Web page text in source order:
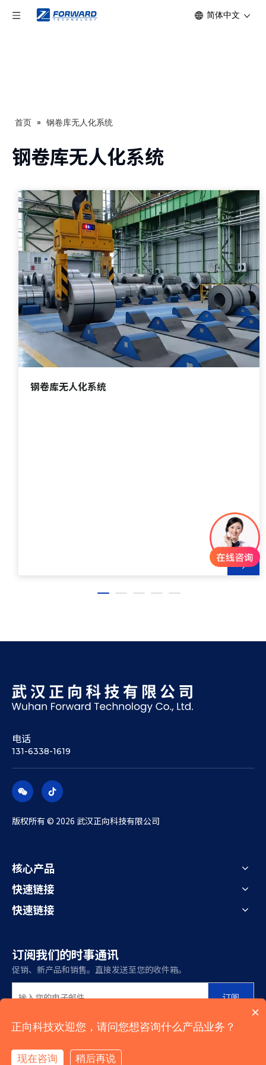
简体中文
首页 » 钢卷库无人化系统
钢卷库无人化系统
钢卷库无人化系统
电话
131-6338-1619
131-6338-1619
027-5989-4910
版权所有 © 2026 武汉正向科技有限公司
核心产品
快速链接
快速链接
订阅我们的时事通讯
促销、新产品和销售。直接发送至您的收件箱。
订阅
×
正向科技欢迎您，请问您想咨询什么产品业务？
现在咨询 稍后再说